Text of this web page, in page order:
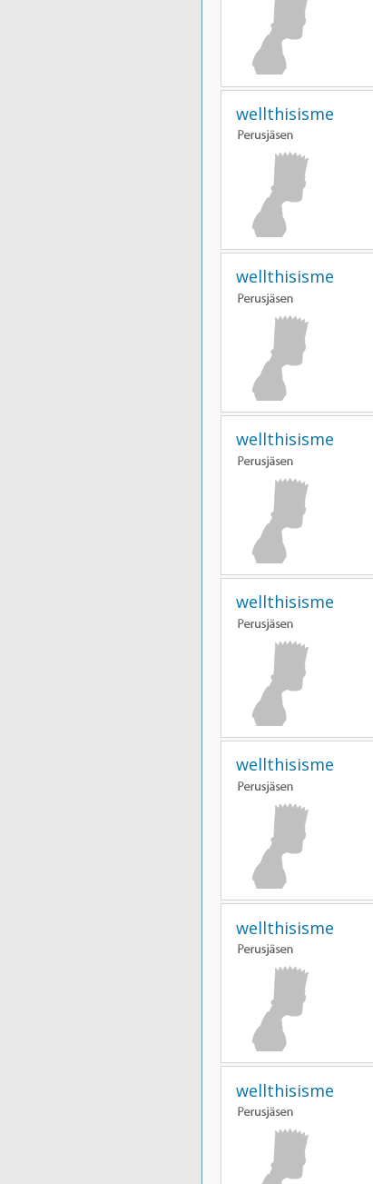
wellthisisme
wellthisisme
wellthisisme
wellthisisme
wellthisisme
wellthisisme
wellthisisme